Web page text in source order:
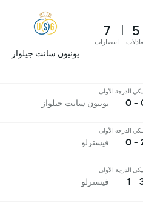
5
7
انتصارات
يونيون سانت جيلواز
الدرجة الأولى
يونيون سانت جيلواز
الدرجة الأولى
2 فيسترلو
الدرجة الأولى
3 فيسترلو